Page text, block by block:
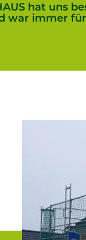
hat uns
war immer für